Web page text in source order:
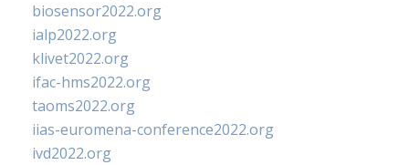
biosensor2022.org
ialp2022.org
klivet2022.org
ifac-hms2022.org
taoms2022.org
iias-euromena-conference2022.org
ivd2022.org